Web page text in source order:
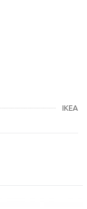
IKEA